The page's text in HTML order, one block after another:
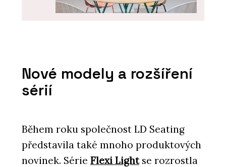
LD Seating
Nové modely a rozšíření
sérií
Během roku společnost LD Seating
představila také mnoho produktových
novinek. Série Flexi Lightse rozrostla